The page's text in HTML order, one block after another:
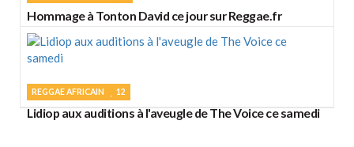
Hommage à Tonton David ce jour sur Reggae.fr
REGGAE AFRICAIN 12
Lidiop aux auditions à l'aveugle de The Voice ce samedi